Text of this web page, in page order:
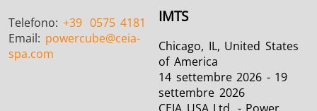
Telefono: +39 0575 4181
Email: powercube@ceia-
spa.com
IMTS
Chicago, IL, United States
of America
14 settembre 2026 - 19
settembre 2026